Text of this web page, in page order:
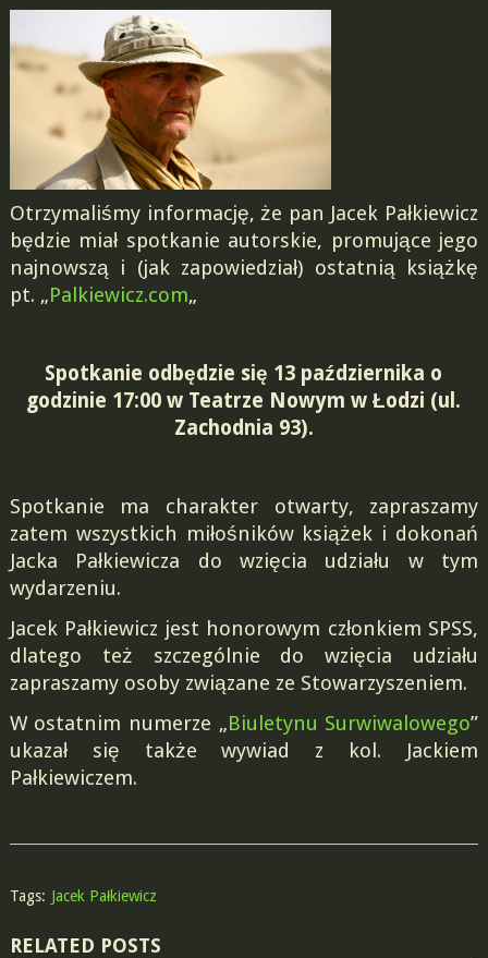
Otrzymaliśmy informację, że pan Jacek Pałkiewicz
będzie miał spotkanie autorskie, promujące jego
najnowszą i (jak zapowiedział) ostatnią książkę
pt. „Palkiewicz.com„
Spotkanie odbędzie się 13 października o
godzinie 17:00 w Teatrze Nowym w Łodzi (ul.
Zachodnia 93).
Spotkanie ma charakter otwarty, zapraszamy
zatem wszystkich miłośników książek i dokonań
Jacka Pałkiewicza do wzięcia udziału w tym
wydarzeniu.
Jacek Pałkiewicz jest honorowym członkiem SPSS,
dlatego też szczególnie do wzięcia udziału
zapraszamy osoby związane ze Stowarzyszeniem.
W ostatnim numerze „Biuletynu Surwiwalowego”
ukazał się także wywiad z kol. Jackiem
Pałkiewiczem.
Tags: Jacek Pałkiewicz
RELATED POSTS